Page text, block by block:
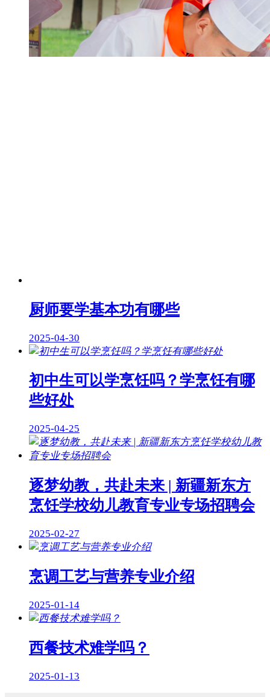
厨师要学基本功有哪些
2025-04-30
初中生可以学烹饪吗？学烹饪有哪
些好处
2025-04-25
逐梦幼教，共赴未来 | 新疆新东方
烹饪学校幼儿教育专业专场招聘会
2025-02-27
烹调工艺与营养专业介绍
2025-01-14
西餐技术难学吗？
2025-01-13